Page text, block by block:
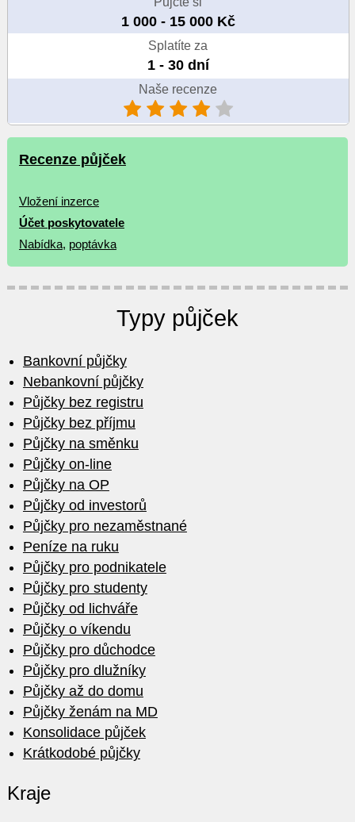
1 000 - 15 000 Kč
Splatíte za
1 - 30 dní
Naše recenze
Recenze půjček
Vložení inzerce
Účet poskytovatele
Nabídka, poptávka
Typy půjček
Bankovní půjčky
Nebankovní půjčky
Půjčky bez registru
Půjčky bez příjmu
Půjčky na směnku
Půjčky on-line
Půjčky na OP
Půjčky od investorů
Půjčky pro nezaměstnané
Peníze na ruku
Půjčky pro podnikatele
Půjčky pro studenty
Půjčky od lichváře
Půjčky o víkendu
Půjčky pro důchodce
Půjčky pro dlužníky
Půjčky až do domu
Půjčky ženám na MD
Konsolidace půjček
Krátkodobé půjčky
Kraje